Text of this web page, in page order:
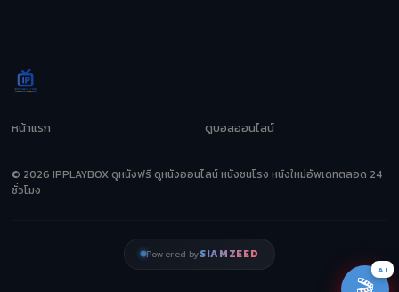
หน้าแรก ดูบอลออนไลน์
© 2026 IPPLAYBOX ดูหนังฟรี ดูหนังออนไลน์ หนังชนโรง หนังใหม่อัพเดทตลอด 24
ชั่วโมง
Powered bySIAMZEED
AI